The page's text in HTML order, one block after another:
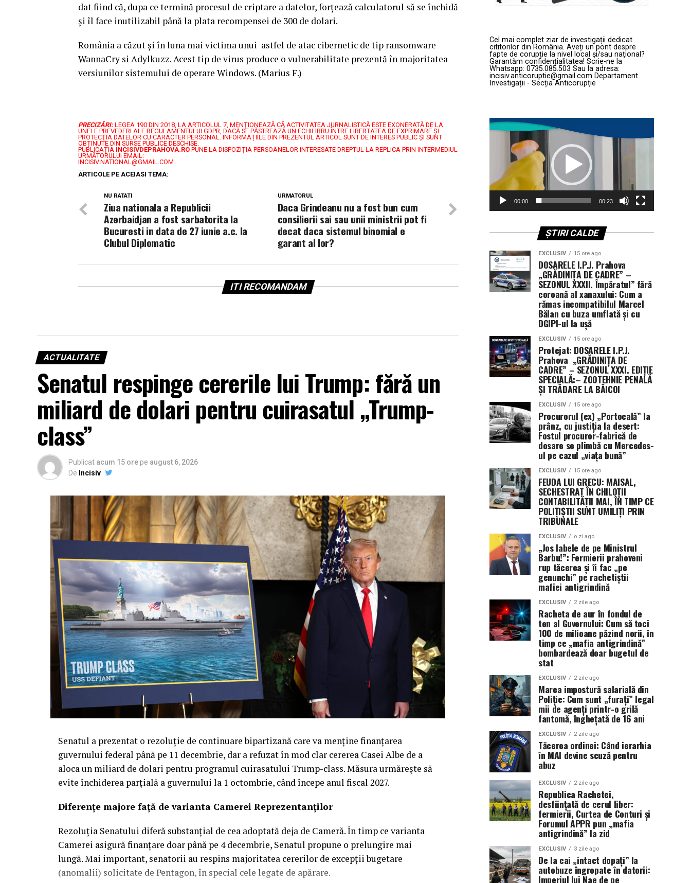
dat fiind că, dupa ce termină procesul de criptare a datelor, forțează calculatorul să se închidă
și îl face inutilizabil până la plata recompensei de 300 de dolari.
România a căzut și în luna mai victima unui astfel de atac cibernetic de tip ransomware
WannaCry si Adylkuzz. Acest tip de virus produce o vulnerabilitate prezentă în majoritatea
versiunilor sistemului de operare Windows. (Marius F.)
PRECIZĂRI: LEGEA 190 DIN 2018, LA ARTICOLUL 7, MENŢIONEAZĂ CĂ ACTIVITATEA JURNALISTICĂ ESTE EXONERATĂ DE LA
UNELE PREVEDERI ALE REGULAMENTULUI GDPR, DACĂ SE PĂSTREAZĂ UN ECHILIBRU ÎNTRE LIBERTATEA DE EXPRIMARE ŞI
PROTECŢIA DATELOR CU CARACTER PERSONAL. INFORMAȚIILE DIN PREZENTUL ARTICOL SUNT DE INTERES PUBLIC ȘI SUNT
OBȚINUTE DIN SURSE PUBLICE DESCHISE.
PUBLICAȚIA INCISIVDEPRAHOVA.RO PUNE LA DISPOZIȚIA PERSOANELOR INTERESATE DREPTUL LA REPLICA PRIN INTERMEDIUL
URMĂTORULUI EMAIL:
INCISIV.NATIONAL@GMAIL.COM
.....
ARTICOLE PE ACEIASI TEMA:
URMATORUL
Daca Grindeanu nu a fost bun cum
consilierii sai sau unii ministrii pot fi
decat daca sistemul binomial e
garant al lor?
NU RATATI
Ziua nationala a Republicii
Azerbaidjan a fost sarbatorita la
Bucuresti in data de 27 iunie a.c. la
Clubul Diplomatic
ITI RECOMANDAM
ACTUALITATE
Senatul respinge cererile lui Trump: fără un
miliard de dolari pentru cuirasatul „Trump-
class”
Publicat acum 15 ore pe august 6, 2026
De Incisiv
Senatul a prezentat o rezoluție de continuare bipartizană care va menține finanțarea
guvernului federal până pe 11 decembrie, dar a refuzat în mod clar cererea Casei Albe de a
aloca un miliard de dolari pentru programul cuirasatului Trump-class. Măsura urmărește să
evite închiderea parțială a guvernului la 1 octombrie, când începe anul fiscal 2027.
Diferențe majore față de varianta Camerei Reprezentanților
Rezoluția Senatului diferă substanțial de cea adoptată deja de Cameră. În timp ce varianta
Camerei asigură finanțare doar până pe 4 decembrie, Senatul propune o prelungire mai
lungă. Mai important, senatorii au respins majoritatea cererilor de excepții bugetare
(anomalii) solicitate de Pentagon, în special cele legate de apărare.
Cel mai complet ziar de investigații dedicat
cititorilor din România. Aveți un pont despre
fapte de corupție la nivel local și/sau național?
Garantăm confidențialitatea! Scrie-ne la
Whatsapp: 0735.085.503 Sau la adresa:
incisiv.anticoruptie@gmail.com Departament
Investigații - Secția Anticorupție
Player
video
00:00 00:23
ȘTIRI CALDE
EXCLUSIV 15 ore ago
DOSARELE I.P.J. Prahova
„GRĂDINIȚA DE CADRE” –
SEZONUL XXXII. Împăratul” fără
coroană al xanaxului: Cum a
rămas incompatibilul Marcel
Bălan cu buza umflată și cu
DGIPI-ul la ușă
EXCLUSIV 15 ore ago
Protejat: DOSARELE I.P.J.
Prahova „GRĂDINIȚA DE
CADRE” – SEZONUL XXXI. EDIȚIE
SPECIALĂ:– ZOOTEHNIE PENALĂ
ȘI TRĂDARE LA BĂICOI
EXCLUSIV 15 ore ago
Procurorul (ex) „Portocală” la
prânz, cu justiția la desert:
Fostul procuror-fabrică de
dosare se plimbă cu Mercedes-
ul pe cazul „viața bună”
EXCLUSIV 15 ore ago
FEUDA LUI GRECU: MAISAL,
SECHESTRAT ÎN CHILOȚII
CONTABILITĂȚII MAI, ÎN TIMP CE
POLIȚIȘTII SUNT UMILIȚI PRIN
TRIBUNALE
EXCLUSIV o zi ago
„Jos labele de pe Ministrul
Barbu!”: Fermierii prahoveni
rup tăcerea și îi fac „pe
genunchi” pe rachetiștii
mafiei antigrindină
EXCLUSIV 2 zile ago
Racheta de aur în fondul de
ten al Guvernului: Cum să toci
100 de milioane păzind norii, în
timp ce „mafia antigrindină”
bombardează doar bugetul de
stat
EXCLUSIV 2 zile ago
Marea impostură salarială din
Poliție: Cum sunt „furați” legal
mii de agenți printr-o grilă
fantomă, înghețată de 16 ani
EXCLUSIV 2 zile ago
Tăcerea ordinei: Când ierarhia
în MAI devine scuză pentru
abuz
EXCLUSIV 2 zile ago
Republica Rachetei,
desființată de cerul liber:
fermierii, Curtea de Conturi și
Forumul APPR pun „mafia
antigrindină” la zid
EXCLUSIV 3 zile ago
De la cai „intact dopați” la
autobuze îngropate în datorii:
Imperiul lui Nae de pe